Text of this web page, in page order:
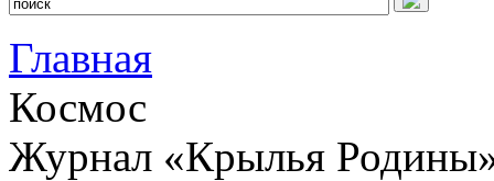
Главная
Космос
Журнал «Крылья